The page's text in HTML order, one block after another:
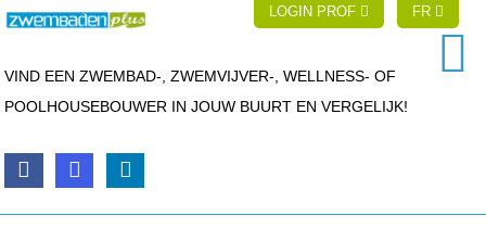
LOGIN PROF FR
VIND EEN ZWEMBAD-, ZWEMVIJVER-, WELLNESS- OF
POOLHOUSEBOUWER IN JOUW BUURT EN VERGELIJK!